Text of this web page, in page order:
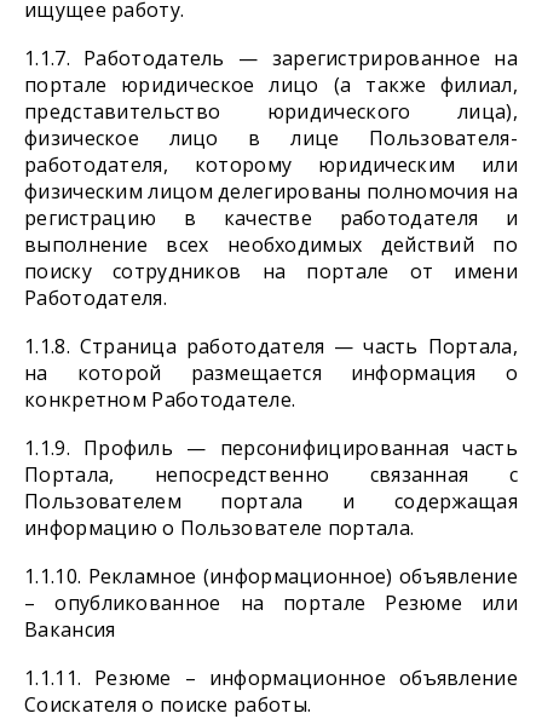
ищущее работу.
1.1.7. Работодатель — зарегистрированное на
портале юридическое лицо (а также филиал,
представительство юридического лица),
физическое лицо в лице Пользователя-
работодателя, которому юридическим или
физическим лицом делегированы полномочия на
регистрацию в качестве работодателя и
выполнение всех необходимых действий по
поиску сотрудников на портале от имени
Работодателя.
1.1.8. Страница работодателя — часть Портала,
на которой размещается информация о
конкретном Работодателе.
1.1.9. Профиль — персонифицированная часть
Портала, непосредственно связанная с
Пользователем портала и содержащая
информацию о Пользователе портала.
1.1.10. Рекламное (информационное) объявление
– опубликованное на портале Резюме или
Вакансия
1.1.11. Резюме – информационное объявление
Соискателя о поиске работы.